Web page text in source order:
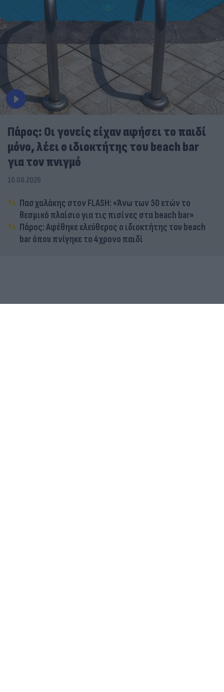
Πάρος: Οι γονείς είχαν αφήσει το παιδί
μόνο, λέει ο ιδιοκτήτης του beach bar
για τον πνιγμό
10.08.2026
Πασχαλάκης στον FLASH: «Άνω των 50 ετών το
θεσμικό πλαίσιο για τις πισίνες στα beach bar»
Πάρος: Αφέθηκε ελεύθερος ο ιδιοκτήτης του beach
bar όπου πνίγηκε το 4χρονο παιδί